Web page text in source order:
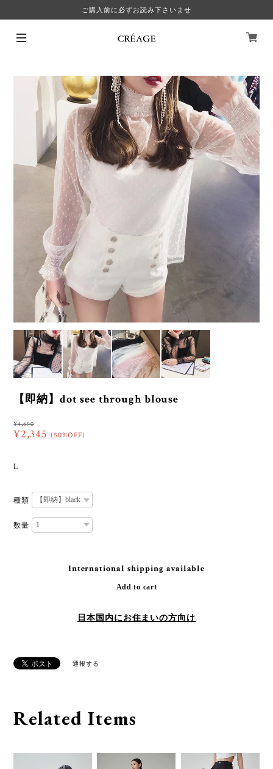
ご購入前に必ずお読み下さいませ
【即納】dot see through blouse
¥4,690
¥2,345 (50%OFF)
L
種類
数量
International shipping available
Add to cart
日本国内にお住まいの方向け
通報する
Related Items